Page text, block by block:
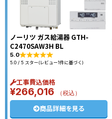
ノーリツ ガス給湯器 GTH-
C2470SAW3H BL
5.0
5.0 / 5 スター(レビュー1件に基づく)
工事費込価格
¥266,016 （税込）
商品詳細を見る